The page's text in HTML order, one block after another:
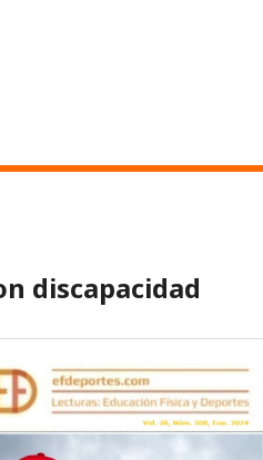
discapacidad